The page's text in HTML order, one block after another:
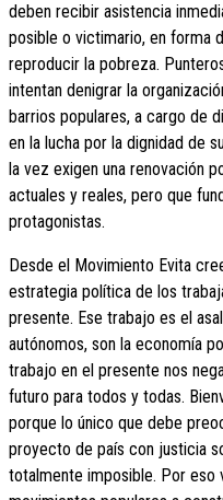
deben recibir asistencia
posible o victimario, en forma
reproducir la pobreza.
intentan denigrar la
barrios populares, a cargo de
en la lucha por la dignidad de
la vez exigen una renovación
actuales y reales, pero que
protagonistas.
Desde el Movimiento Evita
estrategia política de los
presente. Ese trabajo es el
autónomos, son la economía
trabajo en el presente nos
futuro para todos y todas.
porque lo único que debe
proyecto de país con justicia
totalmente imposible. Por eso